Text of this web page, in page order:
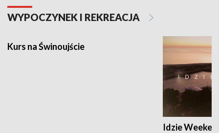
WYPOCZYNEK I REKREACJA
Kurs na Świnoujście
Idzie